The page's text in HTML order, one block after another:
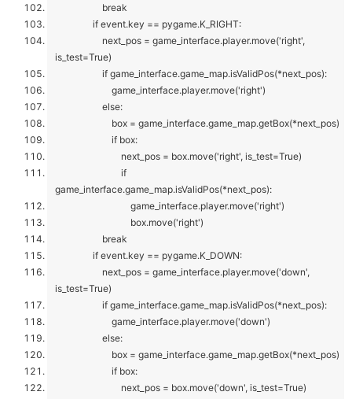
break
if event.key == pygame.K_RIGHT:
next_pos = game_interface.player.move('right',
is_test=True)
if game_interface.game_map.isValidPos(*next_pos):
game_interface.player.move('right')
else:
box = game_interface.game_map.getBox(*next_pos)
if box:
next_pos = box.move('right', is_test=True)
if
game_interface.game_map.isValidPos(*next_pos):
game_interface.player.move('right')
box.move('right')
break
if event.key == pygame.K_DOWN:
next_pos = game_interface.player.move('down',
is_test=True)
if game_interface.game_map.isValidPos(*next_pos):
game_interface.player.move('down')
else:
box = game_interface.game_map.getBox(*next_pos)
if box:
next_pos = box.move('down', is_test=True)